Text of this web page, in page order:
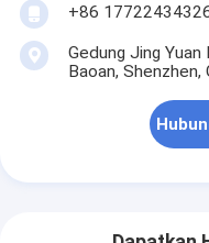
+86
Gedung Jing
Baoan, Shenzhen,